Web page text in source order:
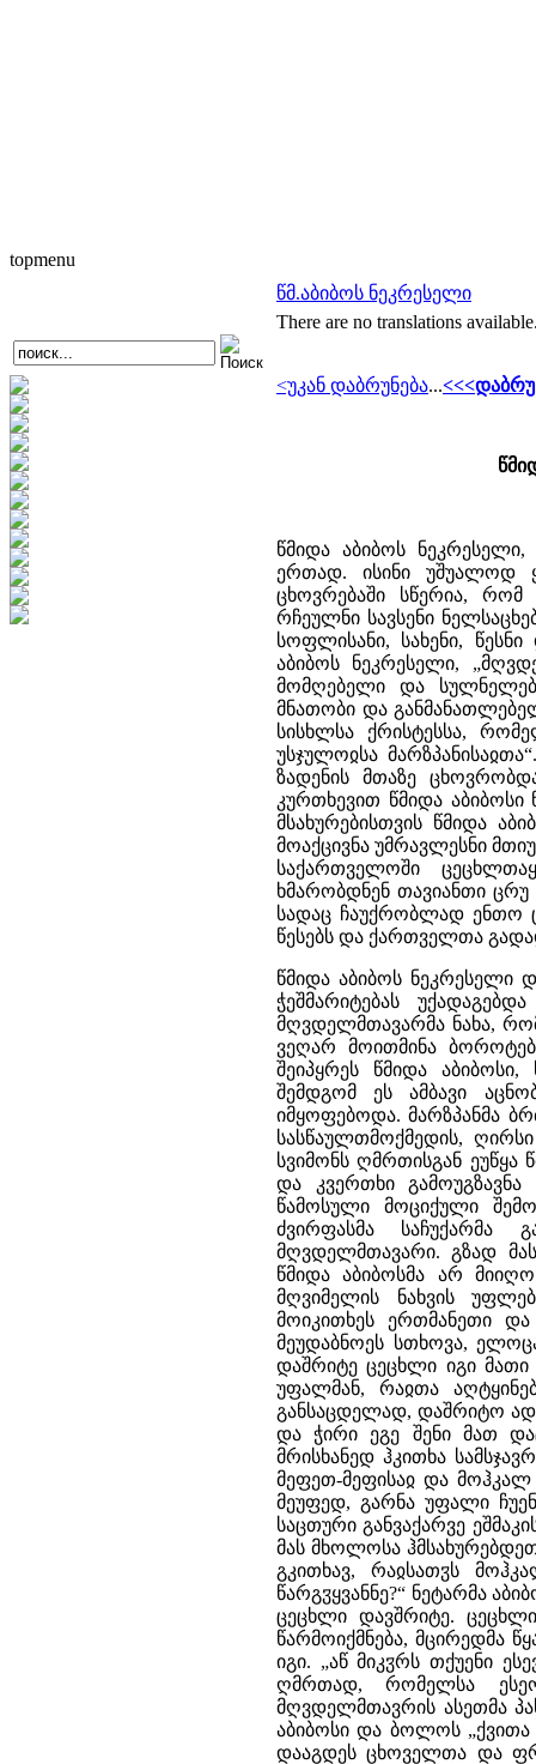
topmenu
წმ.აბიბოს ნეკრესელი
There are no translations
<უკან დაბრუნება...
წმიდა აბიბოს
ერთად. ისინი უშუალოდ
ცხოვრებაში სწერია,
რჩეულნი სავსენი
სოფლისანი, სახენი,
აბიბოს ნეკრესელი,
მომღებელი და
მნათობი და
სისხლსა ქრისტესსა,
უსჯულოჲსა
ზადენის მთაზე
კურთხევით წმიდა
მსახურებისთვის წმიდა
მოაქცივნა უმრავლესნი
საქართველოში
ხმარობდნენ თავიანთი
სადაც ჩაუქრობლად ენთო
წესებს და ქართველთა
წმიდა აბიბოს ნეკრესელი
ჭეშმარიტებას
მღვდელმთავარმა ნახა,
ვეღარ მოითმინა
შეიპყრეს წმიდა
შემდგომ ეს ამბავი
იმყოფებოდა. მარზპანმა
სასწაულთმოქმედის,
სვიმონს ღმრთისგან ეუწყა
და კვერთხი
წამოსული მოციქული
ძვირფასმა საჩუქარმა
მღვდელმთავარი. გზად
წმიდა აბიბოსმა არ
მღვიმელის ნახვის
მოიკითხეს ერთმანეთი
მეუდაბნოეს სთხოვა,
დაშრიტე ცეცხლი იგი
უფალმან, რაჲთა
განსაცდელად, დაშრიტო
და ჭირი ეგე შენი მათ
მრისხანედ ჰკითხა
მეფეთ-მეფისაჲ და მოჰკალ
მეუფედ, გარნა უფალი
საცთური განვაქარვე
მას მხოლოსა
გკითხავ, რაჲსათჳს
წარგჳყვანნე?“ ნეტარმა
ცეცხლი დავშრიტე.
წარმოიქმნება, მცირედმა
იგი. „აწ მიკჳრს თქუენი
ღმრთად, რომელსა
მღვდელმთავრის ასეთმა
აბიბოსი და ბოლოს „ქვითა
დააგდეს ცხოველთა და